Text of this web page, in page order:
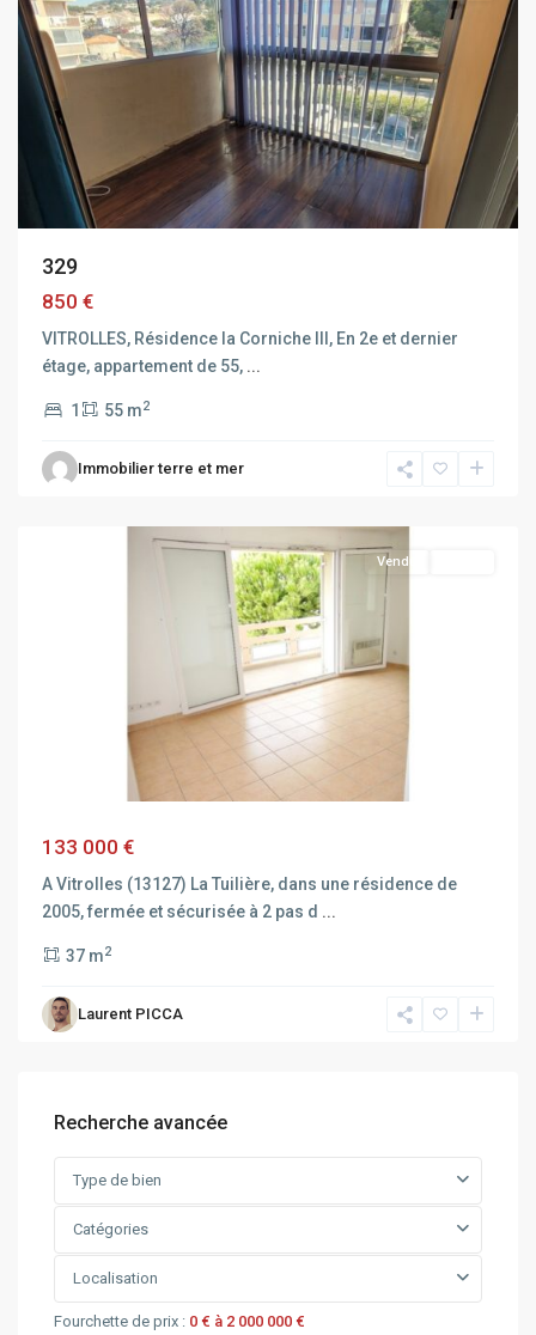
329
850 €
VITROLLES, Résidence la Corniche III, En 2e et dernier
étage, appartement de 55, ...
1 55 m2
Immobilier terre et mer
Vendu
133 000 €
A Vitrolles (13127) La Tuilière, dans une résidence de
2005, fermée et sécurisée à 2 pas d ...
37 m2
Laurent PICCA
Recherche avancée
Type de bien
Catégories
Localisation
Fourchette de prix : 0 € à 2 000 000 €